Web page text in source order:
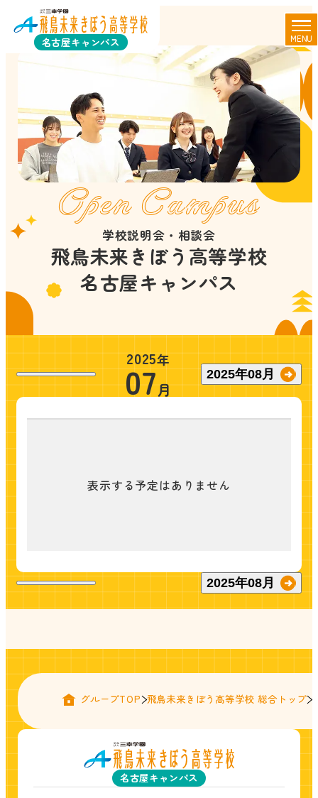
名古屋キャンパス MENU
Open Campus
学校説明会・相談会
飛鳥未来きぼう高等学校
名古屋キャンパス
2025年
07月
2025年08月
表示する予定はありません
2025年08月
グループTOP 飛鳥未来きぼう高等学校 総合トップ
名古屋キャンパス